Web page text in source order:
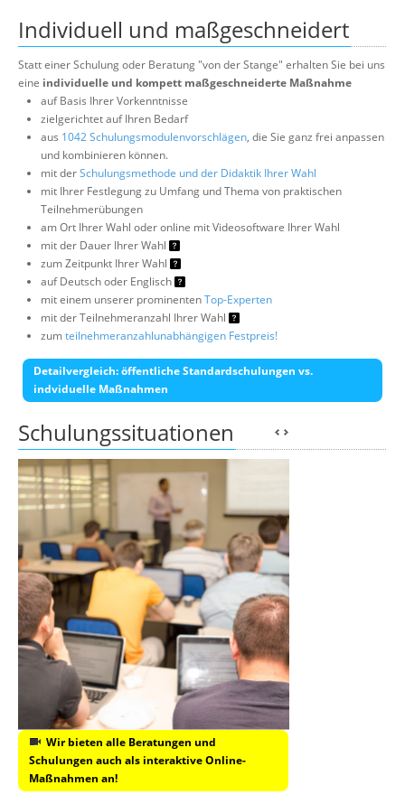
Individuell und maßgeschneidert
Statt einer Schulung oder Beratung "von der Stange" erhalten Sie bei uns
eine individuelle und kompett maßgeschneiderte Maßnahme
auf Basis Ihrer Vorkenntnisse
zielgerichtet auf Ihren Bedarf
aus 1042 Schulungsmodulenvorschlägen, die Sie ganz frei anpassen
und kombinieren können.
mit derSchulungsmethode und der Didaktik Ihrer Wahl
mit Ihrer Festlegung zu Umfang und Thema von praktischen
Teilnehmerübungen
am Ort Ihrer Wahl oder online mit Videosoftware Ihrer Wahl
mit der Dauer Ihrer Wahl
zum Zeitpunkt Ihrer Wahl
auf Deutsch oder Englisch
mit einem unserer prominentenTop-Experten
mit der Teilnehmeranzahl Ihrer Wahl
zumteilnehmeranzahlunabhängigen Festpreis!
Detailvergleich: öffentliche Standardschulungen vs.
indviduelle Maßnahmen
Schulungssituationen
Wir bieten alle Beratungen und
Schulungen auch als interaktive Online-
Maßnahmen an!